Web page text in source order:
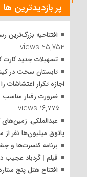
پر بازدیدترین ها
افتتاحیه
25,754 views
تسهیلات جدید
تابستان سخت در
اجازه تکرار اغتشاشات
ضرورت رفتار مناسب
- 16,775 views
عبدالملکی:
پاتوق میلیون‌ها نفر از
برنامه کنسرت‌ها و
فیلم | گردباد عجیب
افتتاح هتل پنج